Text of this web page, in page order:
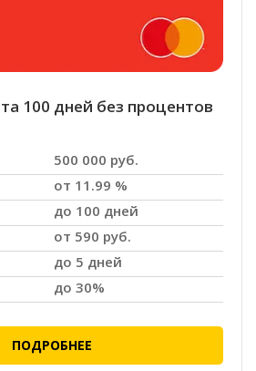
100 дней без процентов
500 000 руб.
от 11.99 %
до 100 дней
от 590 руб.
до 5 дней
до 30%
ПОДРОБНЕЕ